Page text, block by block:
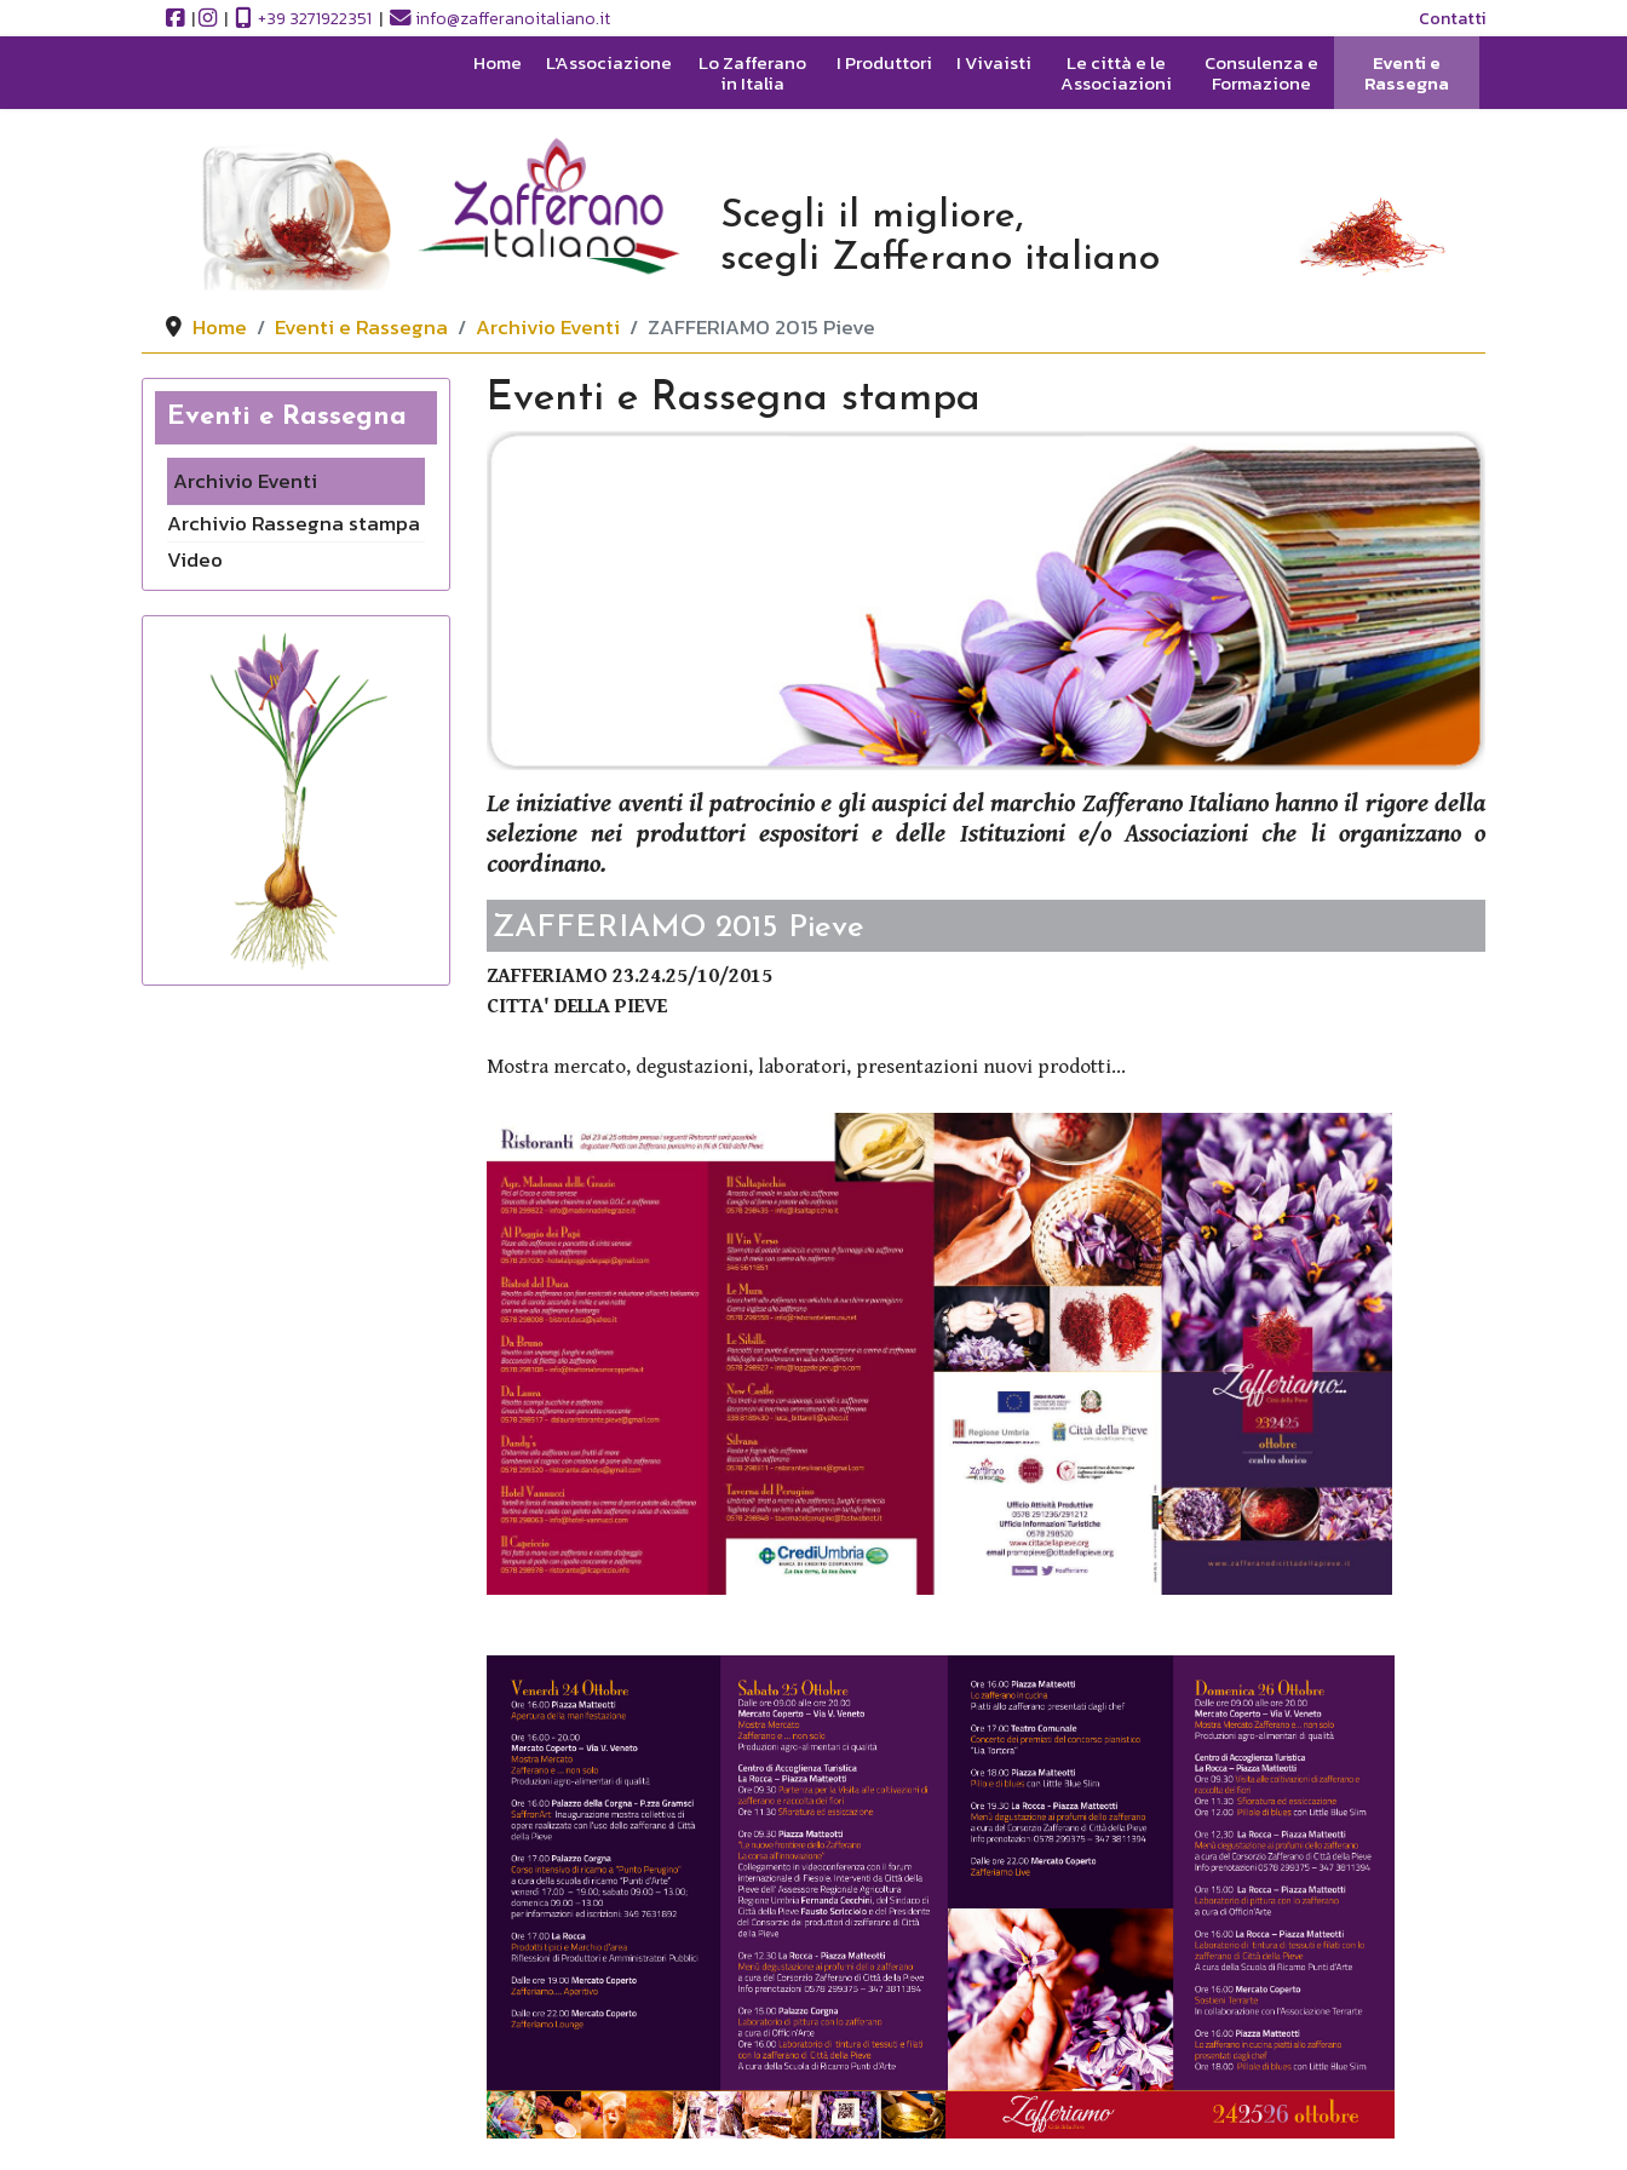
| | +39 3271922351 | info@zafferanoitaliano.it Contatti
Home L'Associazione Lo Zafferano
in Italia
I Produttori I Vivaisti Le città e le
Associazioni
Consulenza e
Formazione
Eventi e
Rassegna
Scegli il migliore,
scegli Zafferano italiano
Home Eventi e Rassegna Archivio Eventi ZAFFERIAMO 2015 Pieve
Eventi e Rassegna
Archivio Eventi
Archivio Rassegna stampa
Video
Eventi e Rassegna stampa
Le iniziative aventi il patrocinio e gli auspici del marchio Zafferano Italianohanno il rigore della
selezione nei produttori espositori e delle Istituzioni e/o Associazioni che li organizzano o
coordinano.
ZAFFERIAMO 2015 Pieve
ZAFFERIAMO 23.24.25/10/2015
CITTA' DELLA PIEVE
Mostra mercato, degustazioni, laboratori, presentazioni nuovi prodotti...